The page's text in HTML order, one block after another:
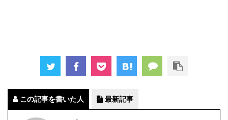
この記事を書いた人 最新記事